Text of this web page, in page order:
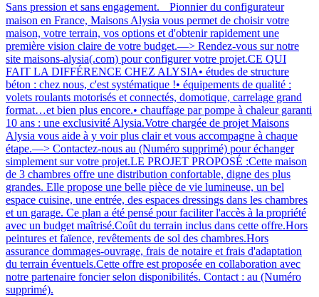
Sans pression et sans engagement. Pionnier du configurateur
maison en France, Maisons Alysia vous permet de choisir votre
maison, votre terrain, vos options et d'obtenir rapidement une
première vision claire de votre budget.—> Rendez-vous sur notre
site maisons-alysia(.com) pour configurer votre projet.CE QUI
FAIT LA DIFFÉRENCE CHEZ ALYSIA• études de structure
béton : chez nous, c'est systématique !• équipements de qualité :
volets roulants motorisés et connectés, domotique, carrelage grand
format…et bien plus encore.• chauffage par pompe à chaleur garanti
10 ans : une exclusivité Alysia.Votre chargée de projet Maisons
Alysia vous aide à y voir plus clair et vous accompagne à chaque
étape.—> Contactez-nous au (Numéro supprimé) pour échanger
simplement sur votre projet.LE PROJET PROPOSÉ :Cette maison
de 3 chambres offre une distribution confortable, digne des plus
grandes. Elle propose une belle pièce de vie lumineuse, un bel
espace cuisine, une entrée, des espaces dressings dans les chambres
et un garage. Ce plan a été pensé pour faciliter l'accès à la propriété
avec un budget maîtrisé.Coût du terrain inclus dans cette offre.Hors
peintures et faïence, revêtements de sol des chambres.Hors
assurance dommages-ouvrage, frais de notaire et frais d'adaptation
du terrain éventuels.Cette offre est proposée en collaboration avec
notre partenaire foncier selon disponibilités. Contact : au (Numéro
supprimé).